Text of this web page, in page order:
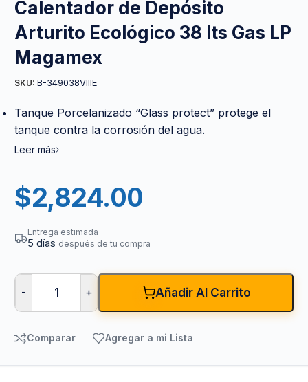
Calentador de Depósito
Arturito Ecológico 38 lts Gas LP
Magamex
SKU: B-349038VIIIE
Tanque Porcelanizado “Glass protect” protege el
tanque contra la corrosión del agua.
Leer más
$2,824.00
Entrega estimada
5 días después de tu compra
- + Añadir Al Carrito
Comparar Agregar a mi Lista